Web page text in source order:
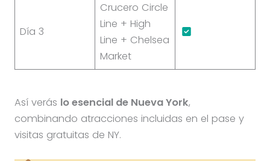
Día 3
Crucero Circle
Line + High
Line + Chelsea
Market
Así verás lo esencial de Nueva York,
combinando atracciones incluidas en el pase y
visitas gratuitas de NY.